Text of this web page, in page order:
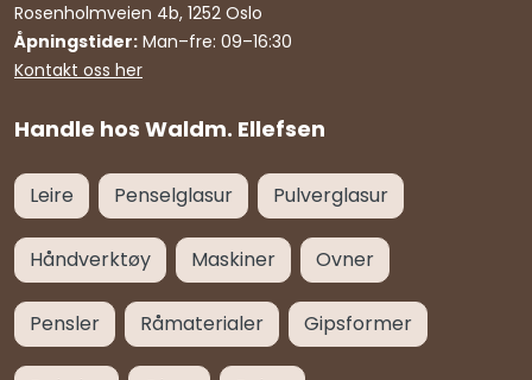
Handle hos Waldm. Ellefsen
Rosenholmveien 4b, 1252 Oslo
Åpningstider: Man–fre: 09–16:30
Kontakt oss her
Leire Penselglasur Pulverglasur
Håndverktøy Maskiner Ovner
Pensler Råmaterialer Gipsformer